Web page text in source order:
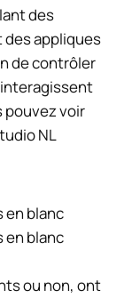
des
des appliques
de contrôler
interagissent
pouvez voir
NL
ou non, ont